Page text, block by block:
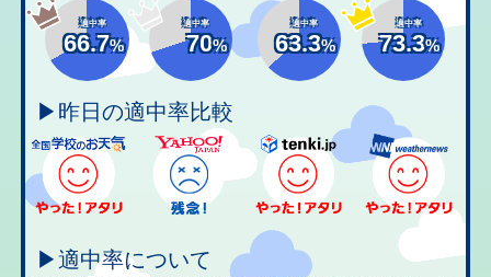
適中率
66.7%
適中率
70%
適中率
63.3%
適中率
73.3%
▶昨日の適中率比較
▶適中率について